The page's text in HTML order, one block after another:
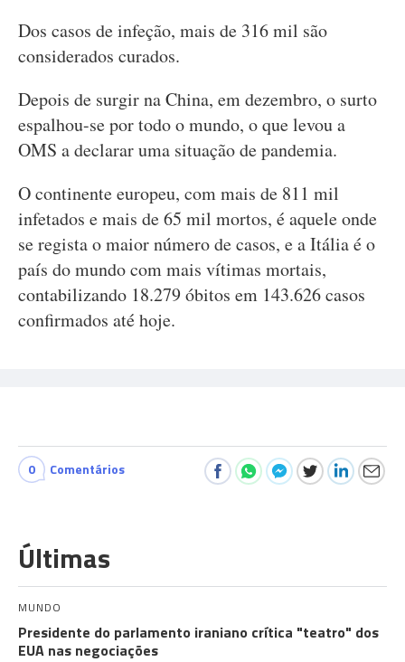
Dos casos de infeção, mais de 316 mil são
considerados curados.
Depois de surgir na China, em dezembro, o surto
espalhou-se por todo o mundo, o que levou a
OMS a declarar uma situação de pandemia.
O continente europeu, com mais de 811 mil
infetados e mais de 65 mil mortos, é aquele onde
se regista o maior número de casos, e a Itália é o
país do mundo com mais vítimas mortais,
contabilizando 18.279 óbitos em 143.626 casos
confirmados até hoje.
0 Comentários
Últimas
MUNDO
Presidente do parlamento iraniano crítica "teatro" dos
EUA nas negociações